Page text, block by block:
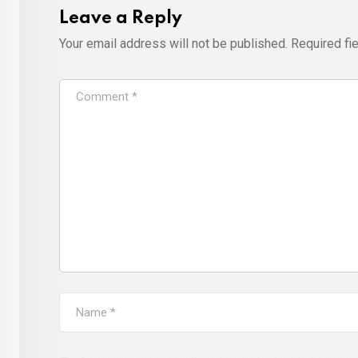
Leave a Reply
Your email address will not be published. Required